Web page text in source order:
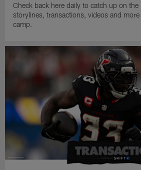
Check back here daily to catch up on the
storylines, transactions, videos and
camp.